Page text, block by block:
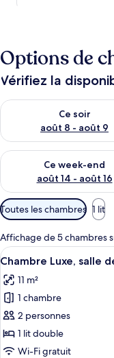
Options de
Vérifiez la
Ce soir
août 8 - août 9
Vérifier la disponibilité
Ce week-end
août 14 - août 16
Vérifier la disponibilité
Filtres
disponibles
pour
les
chambres
Toutes les chambres 1 lit
Affichage de 5 chambres
Afficher
toutes
les
photos
pour
ce
type
9
Chambre Luxe, salle
11 m²
1 chambre
2 personnes
1 lit double
Wi-Fi gratuit